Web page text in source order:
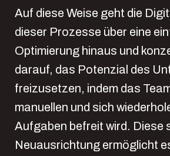
Auf diese Weise geht die
dieser Prozesse über eine
Optimierung hinaus und
darauf, das Potenzial des
freizusetzen, indem das
manuellen und sich
Aufgaben befreit wird. Diese
Neuausrichtung ermöglicht